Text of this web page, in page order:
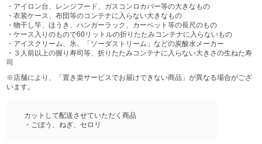
・アイロン台、レンジフード、ガスコンロカバー等の大きなもの
・衣装ケース、布団等のコンテナに入らない大きなもの
・物干し竿、ほうき、ハンガーラック、カーペット等の長尺のもの
・ケース入りのもので60リットルの折りたたみコンテナに入らないもの
・アイスクリーム、氷、「ソーダストリーム」などの炭酸水メーカー
・３人前以上の握り寿司等、折りたたみコンテナに入らない大きさの生ねた寿
司
※店舗により、「置き楽サービスでお届けできない商品」が異なる場合がござ
います。
カットして配送させていただく商品
・ごぼう、ねぎ、セロリ